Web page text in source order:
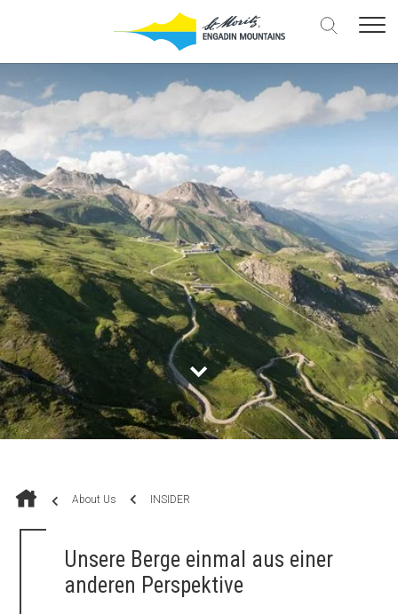
About Us INSIDER
Unsere Berge einmal aus einer
anderen Perspektive